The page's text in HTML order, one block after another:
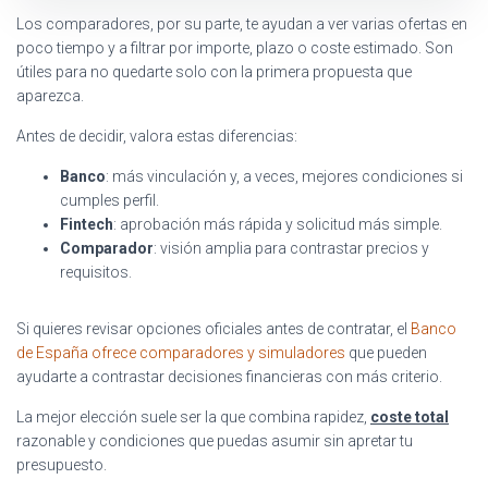
Los comparadores, por su parte, te ayudan a ver varias ofertas en
poco tiempo y a filtrar por importe, plazo o coste estimado. Son
útiles para no quedarte solo con la primera propuesta que
aparezca.
Antes de decidir, valora estas diferencias:
Banco: más vinculación y, a veces, mejores condiciones si
cumples perfil.
Fintech: aprobación más rápida y solicitud más simple.
Comparador: visión amplia para contrastar precios y
requisitos.
Si quieres revisar opciones oficiales antes de contratar, el Banco
de España ofrece comparadores y simuladores que pueden
ayudarte a contrastar decisiones financieras con más criterio.
La mejor elección suele ser la que combina rapidez, coste total
razonable y condiciones que puedas asumir sin apretar tu
presupuesto.